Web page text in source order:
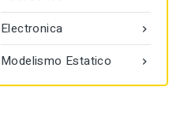

Electronica

Modelismo Estatico